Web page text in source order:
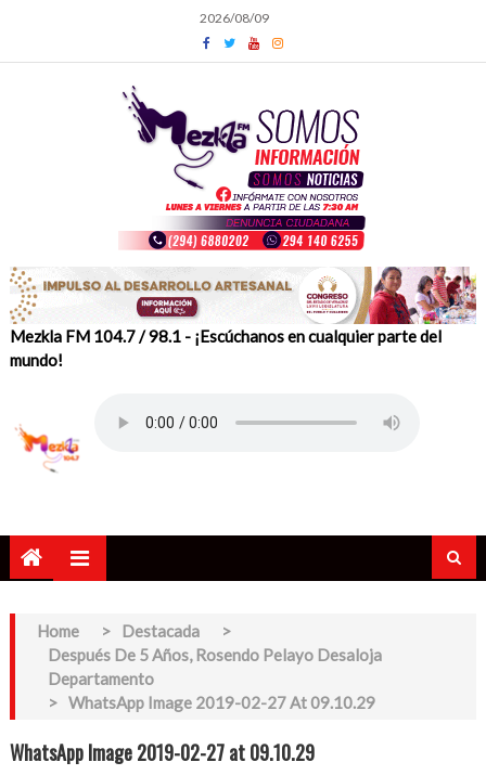
content
2026/08/09
Mezkla FM 104.7 / 98.1 - ¡Escúchanos en cualquier parte del
mundo!
Home > Destacada
>
Después De 5 Años, Rosendo Pelayo Desaloja
Departamento
> WhatsApp Image 2019-02-27 At 09.10.29
WhatsApp Image 2019-02-27 at 09.10.29